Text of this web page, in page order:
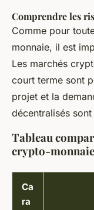
Comprendre les
Comme pour
monnaie, il est
Les marchés
court terme sont
projet et la
décentralisés
Tableau
crypto-
Ca
ra